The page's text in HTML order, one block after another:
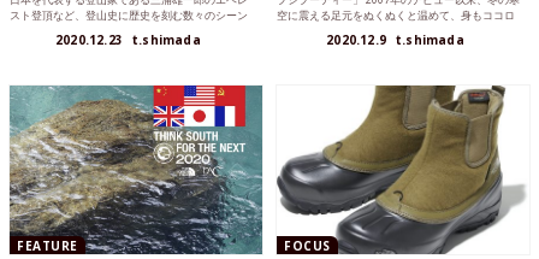
スト登頂など、登山史に歴史を刻む数々のシーン
2020.12.23 t.shimada
空に震える足元をぬくぬくと温めて、身もココロ
2020.12.9 t.shimada
FEATURE FOCUS